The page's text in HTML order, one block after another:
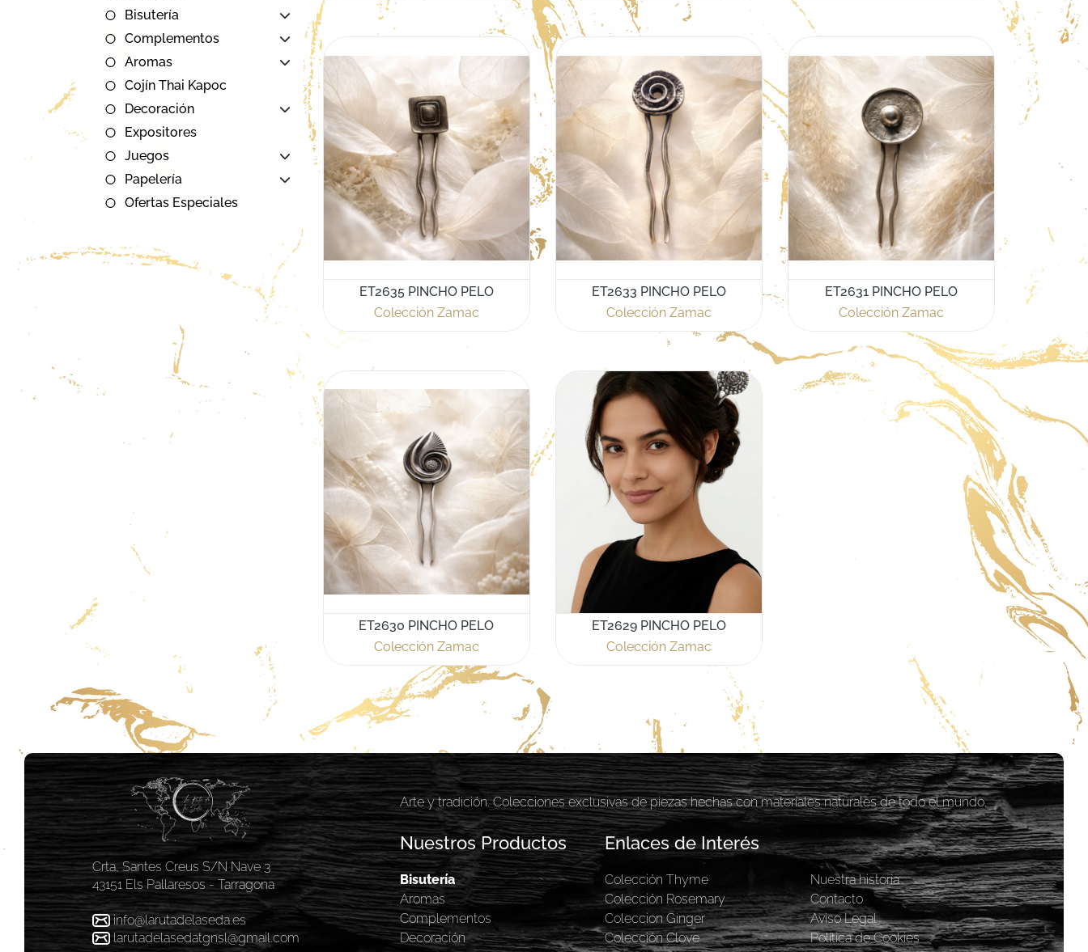
Bisutería
Complementos
Aromas
Cojín Thai Kapoc
Decoración
Expositores
Juegos
Papelería
Ofertas Especiales
ET2635 PINCHO PELO
Colección Zamac
ET2633 PINCHO PELO
Colección Zamac
ET2631 PINCHO PELO
Colección Zamac
ET2630 PINCHO PELO
Colección Zamac
ET2629 PINCHO PELO
Colección Zamac
Crta, Santes Creus S/N Nave 3
43151 Els Pallaresos - Tarragona
info@larutadelaseda.es
larutadelasedatgnsl@gmail.com
Arte y tradición. Colecciones exclusivas de piezas hechas con materiales naturales de todo el mundo.
Nuestros Productos
Bisutería
Aromas
Complementos
Decoración
Enlaces de Interés
Colección Thyme
Colección Rosemary
Coleccion Ginger
Colección Clove
Nuestra historia
Contacto
Aviso Legal
Política de Cookies